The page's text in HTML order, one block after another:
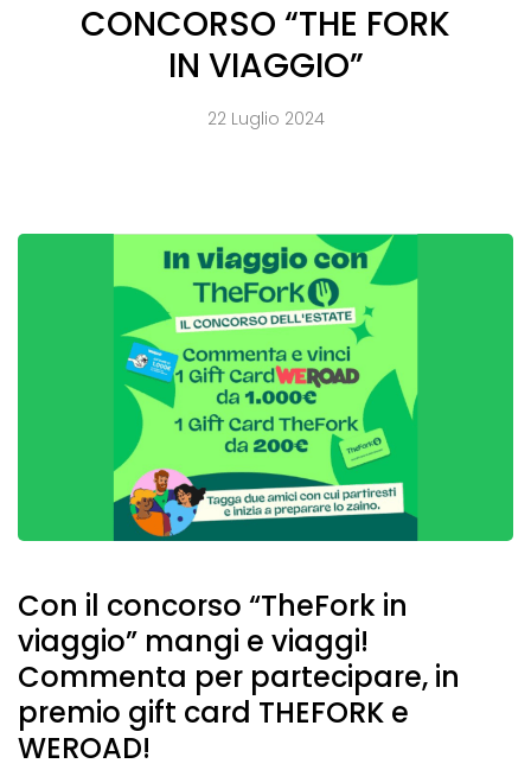
CONCORSO “THE FORK
IN VIAGGIO”
22 Luglio 2024
Con il concorso “TheFork in
viaggio” mangi e viaggi!
Commenta per partecipare, in
premio gift card THEFORK e
WEROAD!